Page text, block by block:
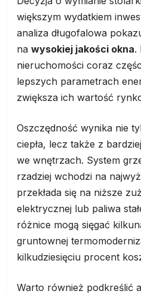
większym wydatkiem
analiza długofalowa
na wysokiej jakości okna.
nieruchomości coraz
lepszych parametrach
zwiększa ich wartość
Oszczędność wynika nie
ciepła, lecz także z
we wnętrzach. System
rzadziej wchodzi na
przekłada się na niższe
elektrycznej lub paliwa
różnice mogą sięgać
gruntownej
kilkudziesięciu procent
Warto również podkreślić